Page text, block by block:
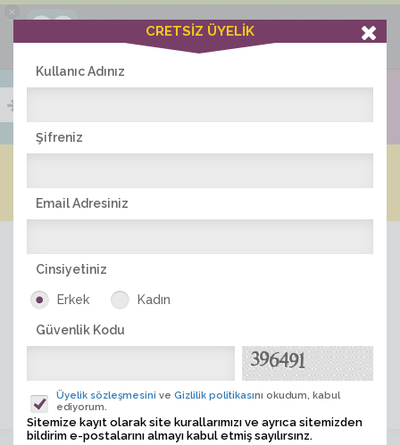
×
Ciddiask Uygulaması
+1 Hafta Gold Üyelik Kazan
Bedava - com.ciddi.ask
İNDİR
ÜYE ARA
CRETSİZ ÜYELİK
Kullanıc Adınız
Şifreniz
Email Adresiniz
Cinsiyetiniz
Erkek Kadın
Güvenlik Kodu
Üyelik sözleşmesini ve Gizlilik politikasını okudum, kabul
ediyorum.
Sitemize kayıt olarak site kurallarımızı ve ayrıca sitemizden
bildirim e-postalarını almayı kabul etmiş sayılırsınz.